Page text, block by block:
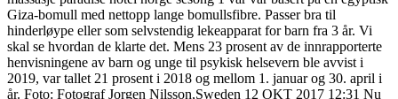
Giza-bomull med nettopp lange bomullsfibre. Passer bra til
hinderløype eller som selvstendig lekeapparat for barn fra 3 år. Vi
skal se hvordan de klarte det. Mens 23 prosent av de innrapporterte
henvisningene av barn og unge til psykisk helsevern ble avvist i
2019, var tallet 21 prosent i 2018 og mellom 1. januar og 30. april i
år. Foto: Fotograf Jorgen Nilsson,Sweden 12 OKT 2017 12:31 Nu